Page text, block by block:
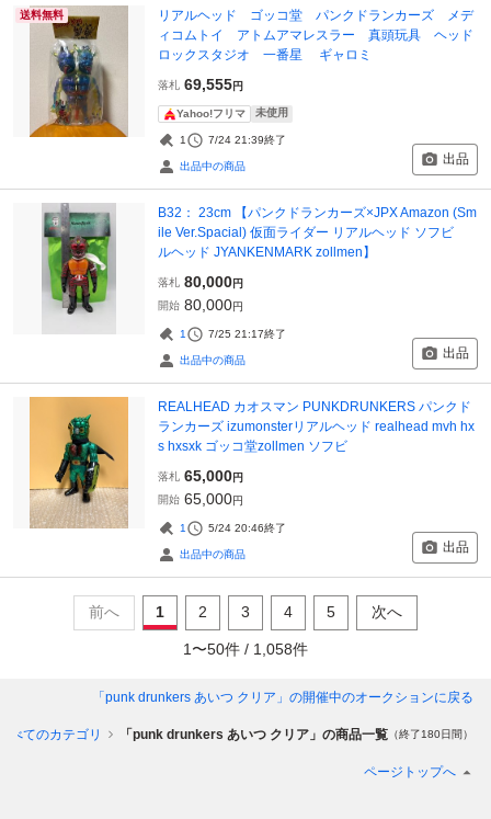
送料無料
リアルヘッド ゴッコ堂 パンクドランカーズ メデ
ィコムトイ アトムアマレスラー 真頭玩具 ヘッド
ロックスタジオ 一番星 ギャロミ
落札 69,555円
Yahoo!フリマ 未使用
1 7/24 21:39終了
出品中の商品 出品
B32： 23cm 【パンクドランカーズ×JPX Amazon (Sm
ile Ver.Spacial) 仮面ライダー リアルヘッド ソフビ
ルヘッド JYANKENMARK zollmen】
落札 80,000円
開始 80,000円
1 7/25 21:17終了
出品中の商品 出品
REALHEAD カオスマン PUNKDRUNKERS パンクド
ランカーズ izumonsterリアルヘッド realhead mvh hx
s hxsxk ゴッコ堂zollmen ソフビ
落札 65,000円
開始 65,000円
1 5/24 20:46終了
出品中の商品 出品
前へ 1 2 3 4 5 次へ
1 〜50件 / 1,058件
「punk drunkers あいつ クリア」 の開催中のオークションに戻る
べてのカテゴリ 「punk drunkers あいつ クリア」の商品一覧 （終了180日間）
ページトップへ